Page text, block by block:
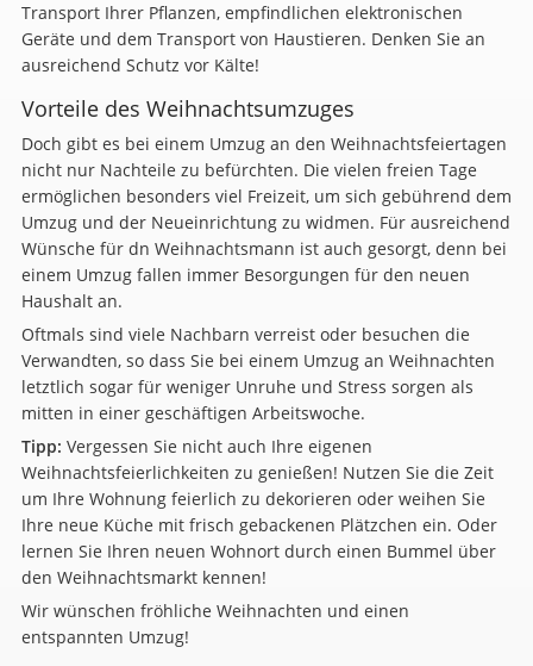
Transport Ihrer Pflanzen, empfindlichen elektronischen
Geräte und dem Transport von Haustieren. Denken Sie an
ausreichend Schutz vor Kälte!
Vorteile des Weihnachtsumzuges
Doch gibt es bei einem Umzug an den Weihnachtsfeiertagen
nicht nur Nachteile zu befürchten. Die vielen freien Tage
ermöglichen besonders viel Freizeit, um sich gebührend dem
Umzug und der Neueinrichtung zu widmen. Für ausreichend
Wünsche für dn Weihnachtsmann ist auch gesorgt, denn bei
einem Umzug fallen immer Besorgungen für den neuen
Haushalt an.
Oftmals sind viele Nachbarn verreist oder besuchen die
Verwandten, so dass Sie bei einem Umzug an Weihnachten
letztlich sogar für weniger Unruhe und Stress sorgen als
mitten in einer geschäftigen Arbeitswoche.
Tipp: Vergessen Sie nicht auch Ihre eigenen
Weihnachtsfeierlichkeiten zu genießen! Nutzen Sie die Zeit
um Ihre Wohnung feierlich zu dekorieren oder weihen Sie
Ihre neue Küche mit frisch gebackenen Plätzchen ein. Oder
lernen Sie Ihren neuen Wohnort durch einen Bummel über
den Weihnachtsmarkt kennen!
Wir wünschen fröhliche Weihnachten und einen
entspannten Umzug!